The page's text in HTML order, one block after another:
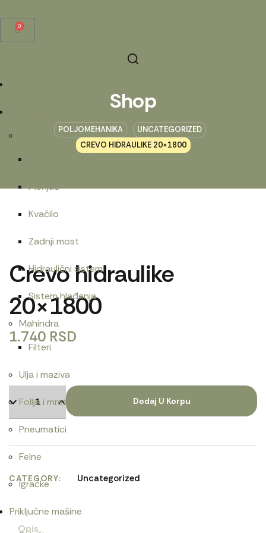
0
Menjač
Kvačilo
Zadnji most
Hidraulični sistem
Sistem hlađenja
Mahindra
Filteri
Ulja i maziva
Folije i mreže
Pneumatici
Felne
Igračke
Priključne mašine
Shop
POLJOMEHANIKA
UNCATEGORIZED
CREVO HIDRAULIKE 20×1800
Crevo hidraulike
20×1800
1.740 RSD
Dodaj U Korpu
CATEGORY Uncategorized
Opis